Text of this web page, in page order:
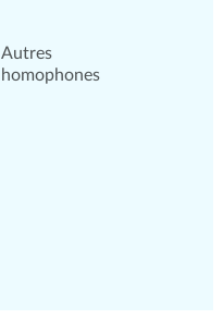
Autres
homophones